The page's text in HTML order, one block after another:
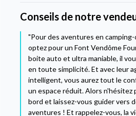
Conseils de notre
"Pour des aventures en
optez pour un Font Vendôme
boite auto et ultra maniable, il
en toute simplicité. Et avec leur
intelligent, vous aurez tout le
un espace réduit. Alors n'hésitez
bord et laissez-vous guider vers
aventures ! Et rappelez-vous, la